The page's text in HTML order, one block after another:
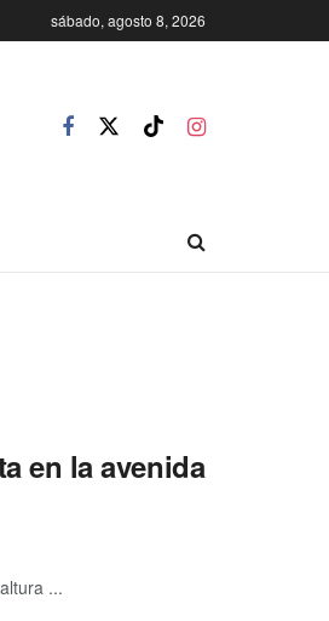
sábado, agosto 8, 2026
en la avenida
...